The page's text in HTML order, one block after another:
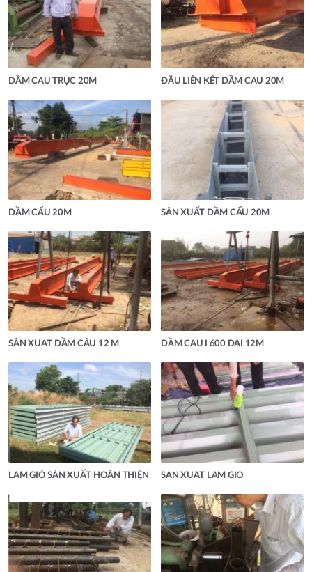
DẦM CAU TRỤC 20M ĐẦU LIÊN KẾT DẦM CAU 20M
DẦM CẨU 20M SẢN XUẤT DẦM CẨU 20M
SẢN XUAT DẦM CÂU 12 M DẦM CAU I 600 DAI 12M
LAM GIÓ SẢN XUẤT HOÀN THIỆN SAN XUAT LAM GIO